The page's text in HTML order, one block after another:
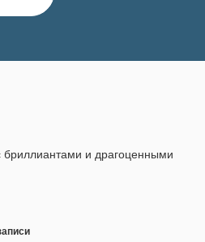
и драгоценными